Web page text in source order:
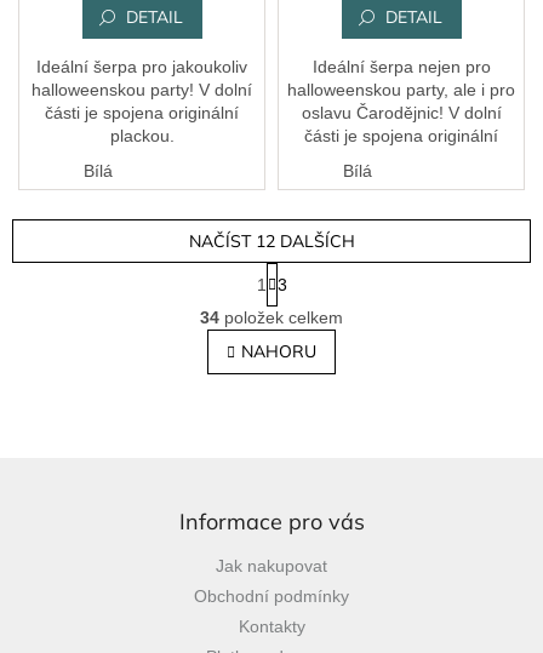
DETAIL
Ideální šerpa pro jakoukoliv
halloweenskou party! V dolní
části je spojena originální
plackou.
Bílá
DETAIL
Ideální šerpa nejen pro
halloweenskou party, ale i pro
oslavu Čarodějnic! V dolní
části je spojena originální
Bílá
O
v
l
á
r
v
k
v
ý
NAČÍST 12 DALŠÍCH
S
t
r
á
n
k
1
3
34 položek celkem
NAHORU
Informace pro vás
Jak nakupovat
Obchodní podmínky
Kontakty